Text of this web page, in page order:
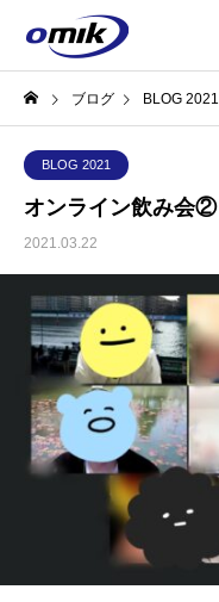
ブログ BLOG 2021
BLOG 2021
オンライン飲み会②
2021.03.22